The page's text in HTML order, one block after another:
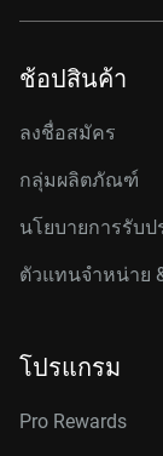
ช้อปสินค้า
ลงชื่อสมัคร
กลุ่มผลิตภัณฑ์
นโยบายการรับป
ตัวแทนจำหน่าย
โปรแกรม
Pro Rewards